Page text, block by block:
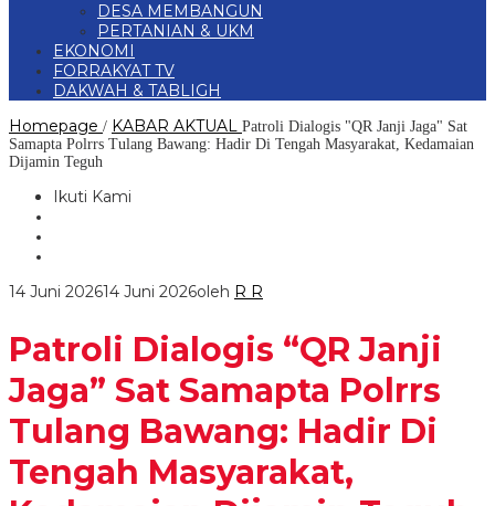
DESA MEMBANGUN
PERTANIAN & UKM
EKONOMI
FORRAKYAT TV
DAKWAH & TABLIGH
Homepage / KABAR AKTUAL Patroli Dialogis "QR Janji Jaga" Sat
Samapta Polrrs Tulang Bawang: Hadir Di Tengah Masyarakat, Kedamaian
Dijamin Teguh
Ikuti Kami
14 Juni 202614 Juni 2026oleh R R
Patroli Dialogis “QR Janji
Jaga” Sat Samapta Polrrs
Tulang Bawang: Hadir Di
Tengah Masyarakat,